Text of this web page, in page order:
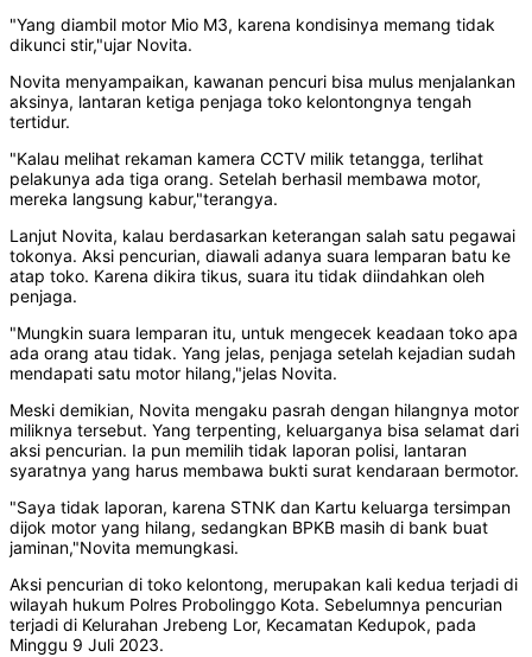
"Yang diambil motor Mio M3, karena kondisinya memang tidak
dikunci stir,"ujar Novita.
Novita menyampaikan, kawanan pencuri bisa mulus menjalankan
aksinya, lantaran ketiga penjaga toko kelontongnya tengah
tertidur.
"Kalau melihat rekaman kamera CCTV milik tetangga, terlihat
pelakunya ada tiga orang. Setelah berhasil membawa motor,
mereka langsung kabur,"terangya.
Lanjut Novita, kalau berdasarkan keterangan salah satu pegawai
tokonya. Aksi pencurian, diawali adanya suara lemparan batu ke
atap toko. Karena dikira tikus, suara itu tidak diindahkan oleh
penjaga.
"Mungkin suara lemparan itu, untuk mengecek keadaan toko apa
ada orang atau tidak. Yang jelas, penjaga setelah kejadian sudah
mendapati satu motor hilang,"jelas Novita.
Meski demikian, Novita mengaku pasrah dengan hilangnya motor
miliknya tersebut. Yang terpenting, keluarganya bisa selamat dari
aksi pencurian. Ia pun memilih tidak laporan polisi, lantaran
syaratnya yang harus membawa bukti surat kendaraan bermotor.
"Saya tidak laporan, karena STNK dan Kartu keluarga tersimpan
dijok motor yang hilang, sedangkan BPKB masih di bank buat
jaminan,"Novita memungkasi.
Aksi pencurian di toko kelontong, merupakan kali kedua terjadi di
wilayah hukum Polres Probolinggo Kota. Sebelumnya pencurian
terjadi di Kelurahan Jrebeng Lor, Kecamatan Kedupok, pada
Minggu 9 Juli 2023.